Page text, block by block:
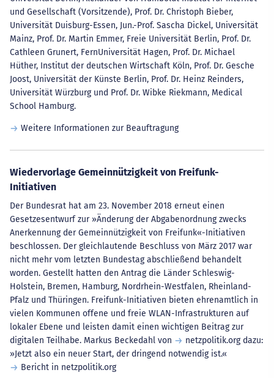
und Gesellschaft (Vorsitzende), Prof. Dr. Christoph Bieber,
Universität Duisburg-Essen, Jun.-Prof. Sascha Dickel, Universität
Mainz, Prof. Dr. Martin Emmer, Freie Universität Berlin, Prof. Dr.
Cathleen Grunert, FernUniversität Hagen, Prof. Dr. Michael
Hüther, Institut der deutschen Wirtschaft Köln, Prof. Dr. Gesche
Joost, Universität der Künste Berlin, Prof. Dr. Heinz Reinders,
Universität Würzburg und Prof. Dr. Wibke Riekmann, Medical
School Hamburg.
Weitere Informationen zur Beauftragung
Wiedervorlage Gemeinnützigkeit von Freifunk-
Initiativen
Der Bundesrat hat am 23. November 2018 erneut einen
Gesetzesentwurf zur »Änderung der Abgabenordnung zwecks
Anerkennung der Gemeinnützigkeit von Freifunk«-Initiativen
beschlossen. Der gleichlautende Beschluss von März 2017 war
nicht mehr vom letzten Bundestag abschließend behandelt
worden. Gestellt hatten den Antrag die Länder Schleswig-
Holstein, Bremen, Hamburg, Nordrhein-Westfalen, Rheinland-
Pfalz und Thüringen. Freifunk-Initiativen bieten ehrenamtlich in
vielen Kommunen offene und freie WLAN-Infrastrukturen auf
lokaler Ebene und leisten damit einen wichtigen Beitrag zur
digitalen Teilhabe. Markus Beckedahl von
netzpolitik.orgdazu:
»Jetzt also ein neuer Start, der dringend notwendig ist.«
Bericht in netzpolitik.org